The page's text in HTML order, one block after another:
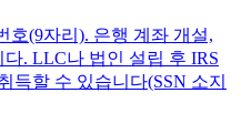
호(9자리). 은행 계좌 개설,
. LLC나 법인 설립 후 IRS
득할 수 있습니다(SSN 소지